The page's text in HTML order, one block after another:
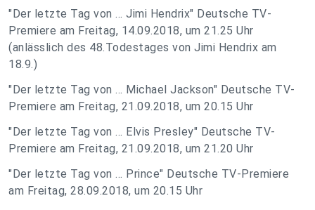
"Der letzte Tag von ... Jimi Hendrix" Deutsche TV-
Premiere am Freitag, 14.09.2018, um 21.25 Uhr
(anlässlich des 48.Todestages von Jimi Hendrix am
18.9.)
"Der letzte Tag von ... Michael Jackson" Deutsche TV-
Premiere am Freitag, 21.09.2018, um 20.15 Uhr
"Der letzte Tag von ... Elvis Presley" Deutsche TV-
Premiere am Freitag, 21.09.2018, um 21.20 Uhr
"Der letzte Tag von ... Prince" Deutsche TV-Premiere
am Freitag, 28.09.2018, um 20.15 Uhr